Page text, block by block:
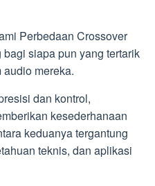
Perbedaan Crossover
siapa pun yang tertarik
mereka.
dan kontrol,
kesederhanaan
keduanya tergantung
teknis, dan aplikasi